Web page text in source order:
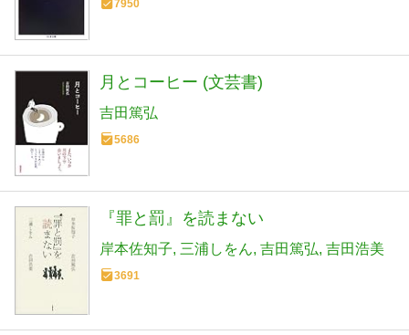
7950
月とコーヒー (文芸書)
吉田篤弘
5686
『罪と罰』を読まない
岸本佐知子 三浦しをん 吉田篤弘 吉田浩美
3691